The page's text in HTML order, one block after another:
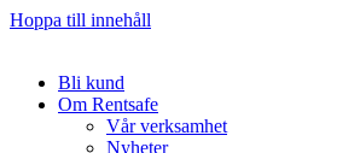
Hoppa till innehåll
Bli kund
Om Rentsafe
Vår verksamhet
Nyheter